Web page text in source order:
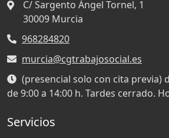
C/ Sargento Ángel Tornel, 1
30009 Murcia
968284820
murcia@cgtrabajosocial.es
(presencial solo con cita previa)
de 9:00 a 14:00 h. Tardes cerrado.
Servicios